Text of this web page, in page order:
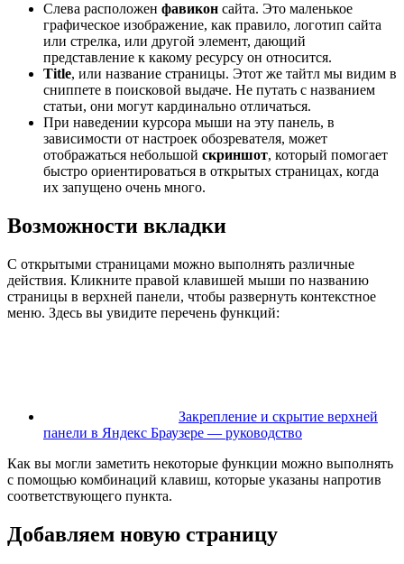
Слева расположен фавикон сайта. Это маленькое
графическое изображение, как правило, логотип сайта
или стрелка, или другой элемент, дающий
представление к какому ресурсу он относится.
Title, или название страницы. Этот же тайтл мы видим в
сниппете в поисковой выдаче. Не путать с названием
статьи, они могут кардинально отличаться.
При наведении курсора мыши на эту панель, в
зависимости от настроек обозревателя, может
отображаться небольшой скриншот, который помогает
быстро ориентироваться в открытых страницах, когда
их запущено очень много.
Возможности вкладки
С открытыми страницами можно выполнять различные
действия. Кликните правой клавишей мыши по названию
страницы в верхней панели, чтобы развернуть контекстное
меню. Здесь вы увидите перечень функций:
Закрепление и скрытие верхней
панели в Яндекс Браузере — руководство
Как вы могли заметить некоторые функции можно выполнять
с помощью комбинаций клавиш, которые указаны напротив
соответствующего пункта.
Добавляем новую страницу